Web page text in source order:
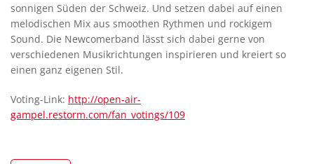
sonnigen Süden der Schweiz. Und setzen dabei auf einen
melodischen Mix aus smoothen Rythmen und rockigem
Sound. Die Newcomerband lässt sich dabei gerne von
verschiedenen Musikrichtungen inspirieren und kreiert so
einen ganz eigenen Stil.
Voting-Link: http://open-air-
gampel.restorm.com/fan_votings/109